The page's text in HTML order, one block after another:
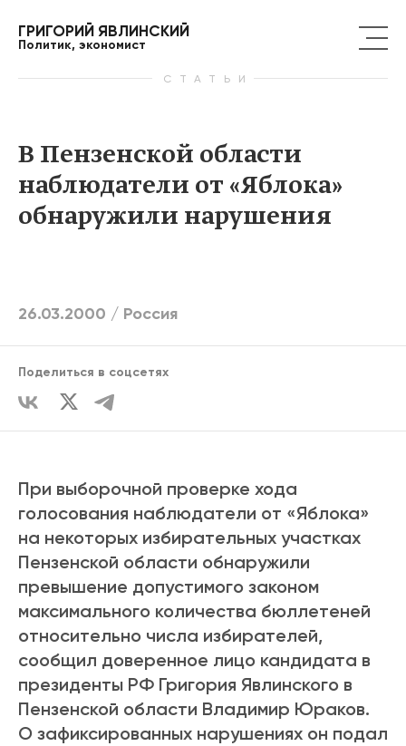
ГРИГОРИЙ ЯВЛИНСКИЙ
Политик, экономист
СТАТЬИ
В Пензенской области
наблюдатели от «Яблока»
обнаружили нарушения
26.03.2000 / Россия
Поделиться в соцсетях
При выборочной проверке хода
голосования наблюдатели от «Яблока»
на некоторых избирательных участках
Пензенской области обнаружили
превышение допустимого законом
максимального количества бюллетеней
относительно числа избирателей,
сообщил доверенное лицо кандидата в
президенты РФ Григория Явлинского в
Пензенской области Владимир Юраков.
О зафиксированных нарушениях он подал